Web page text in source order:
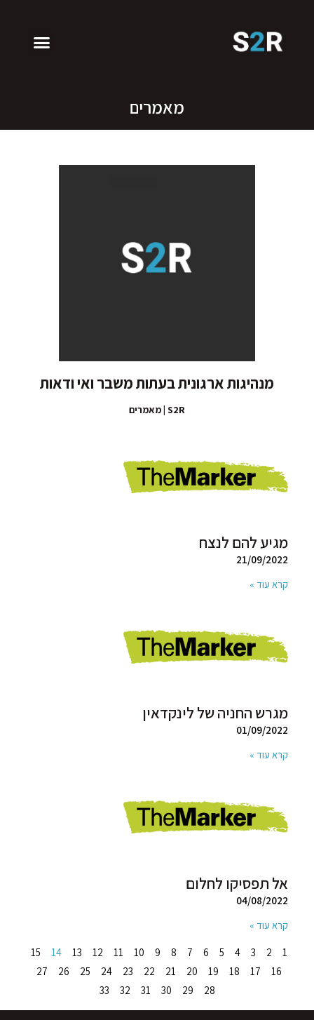
מאמרים
מנהיגות ארגונית בעתות משבר ואי ודאות
S2R | מאמרים
מגיע להם לנצח
21/09/2022
קרא עוד »
מגרש החניה של לינקדאין
01/09/2022
קרא עוד »
אל תפסיקו לחלום
04/08/2022
קרא עוד »
1
2
3
4
5
6
7
8
9
10
11
12
13
14
15
16
17
18
19
20
21
22
23
24
25
26
27
28
29
30
31
32
33